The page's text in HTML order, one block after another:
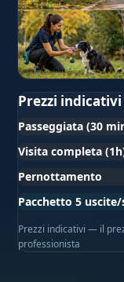
Prezzi
Passeggiata (30
Visita completa
Pernottamento
Pacchetto 5
Prezzi indicativi — il
professionista